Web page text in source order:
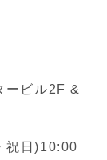
ービル2F &
祝日)10:00